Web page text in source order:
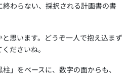
終わらない、採択される計画書の書
思います。どうぞ一人で抱え込まず
ださいね。
」をベースに、数字の面からも、